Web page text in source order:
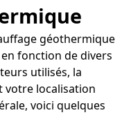
géothermique
fonction de divers
utilisés, la
votre localisation
voici quelques